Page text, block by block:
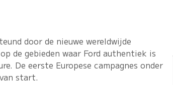
door de nieuwe wereldwijde
de gebieden waar Ford authentiek is
De eerste Europese campagnes onder
start.